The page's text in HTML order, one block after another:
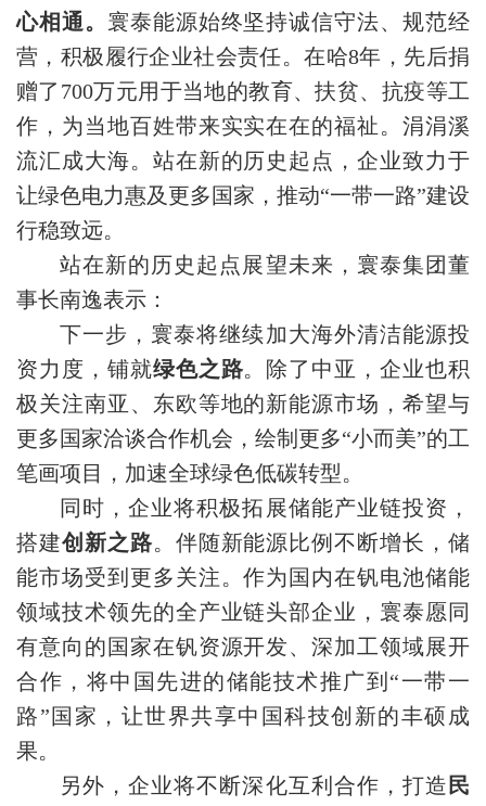
心相通。 寰泰能源始终坚持诚信守法、规范经
营，积极履行企业社会责任。在哈8年，先后捐
赠了700万元用于当地的教育、扶贫、抗疫等工
作，为当地百姓带来实实在在的福祉。涓涓溪
流汇成大海。站在新的历史起点，企业致力于
让绿色电力惠及更多国家，推动“一带一路”建设
行稳致远。
站在新的历史起点展望未来，寰泰集团董
事长南逸表示：
下一步，寰泰将继续加大海外清洁能源投
资力度，铺就绿色之路。除了中亚，企业也积
极关注南亚、东欧等地的新能源市场，希望与
更多国家洽谈合作机会，绘制更多“小而美”的工
笔画项目，加速全球绿色低碳转型。
同时，企业将积极拓展储能产业链投资，
搭建创新之路。伴随新能源比例不断增长，储
能市场受到更多关注。作为国内在钒电池储能
领域技术领先的全产业链头部企业，寰泰愿同
有意向的国家在钒资源开发、深加工领域展开
合作，将中国先进的储能技术推广到“一带一
路”国家，让世界共享中国科技创新的丰硕成
果。
另外，企业将不断深化互利合作，打造 民